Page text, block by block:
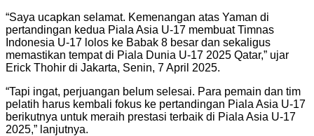
“Saya ucapkan selamat. Kemenangan atas Yaman di
pertandingan kedua Piala Asia U-17 membuat Timnas
Indonesia U-17 lolos ke Babak 8 besar dan sekaligus
memastikan tempat di Piala Dunia U-17 2025 Qatar,” ujar
Erick Thohir di Jakarta, Senin, 7 April 2025.
“Tapi ingat, perjuangan belum selesai. Para pemain dan tim
pelatih harus kembali fokus ke pertandingan Piala Asia U-17
berikutnya untuk meraih prestasi terbaik di Piala Asia U-17
2025,” lanjutnya.